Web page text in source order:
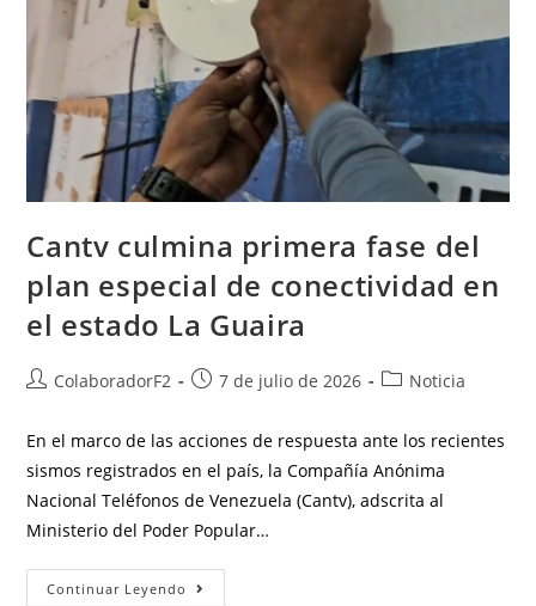
Cantv culmina primera fase del
plan especial de conectividad en
el estado La Guaira
ColaboradorF2 7 de julio de 2026 Noticia
En el marco de las acciones de respuesta ante los recientes
sismos registrados en el país, la Compañía Anónima
Nacional Teléfonos de Venezuela (Cantv), adscrita al
Ministerio del Poder Popular…
Continuar Leyendo